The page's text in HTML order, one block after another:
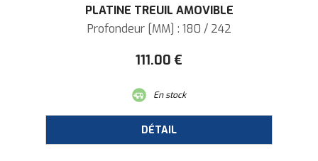
PLATINE TREUIL AMOVIBLE
Profondeur [MM] : 180 / 242
111.00 €
En stock